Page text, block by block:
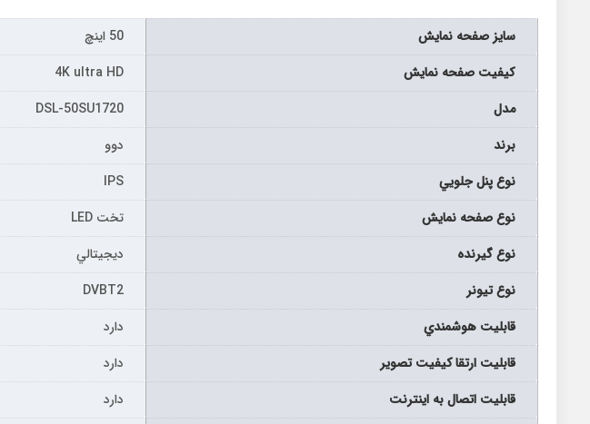
سايز صفحه نمايش
50 اینچ
كيفيت صفحه نمايش
4K ultra HD
مدل
DSL-50SU1720
برند
دوو
نوع پنل جلويي
IPS
نوع صفحه نمايش
تخت LED
نوع گيرنده
ديجيتالي
نوع تيونر
DVBT2
قابليت هوشمندي
دارد
قابلیت ارتقا کیفیت تصویر
دارد
قابليت اتصال به اينترنت
دارد